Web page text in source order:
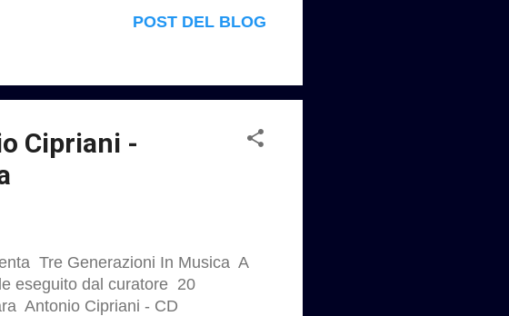
sisma del 2009 aveva
simbolo della città,
dal 2015 trasferita all’ex
...
POST DEL BLOG
Cipriani -
Tre Generazioni In Musica A
eseguito dal curatore 20
Antonio Cipriani - CD